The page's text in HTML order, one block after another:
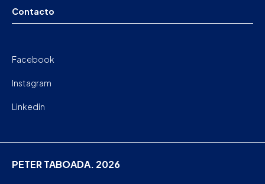
Contacto
Facebook
Instagram
Linkedin
PETER TABOADA. 2026